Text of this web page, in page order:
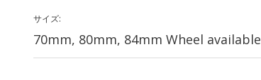
サイズ:
70mm, 80mm, 84mm Wheel available